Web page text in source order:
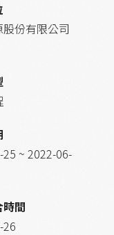
份有限公司
~ 2022-06-
間
26